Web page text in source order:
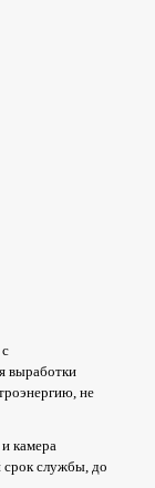
выработки
не
камера
срок службы, до